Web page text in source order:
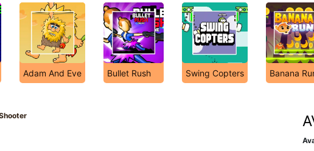
Adam And Eve Bullet Rush Swing Copters Banana